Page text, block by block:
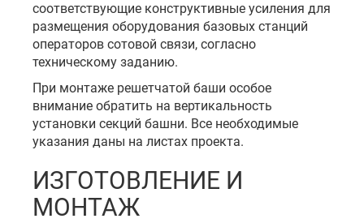
соответствующие конструктивные усиления для
размещения оборудования базовых станций
операторов сотовой связи, согласно
техническому заданию.
При монтаже решетчатой баши особое
внимание обратить на вертикальность
установки секций башни. Все необходимые
указания даны на листах проекта.
ИЗГОТОВЛЕНИЕ И
МОНТАЖ